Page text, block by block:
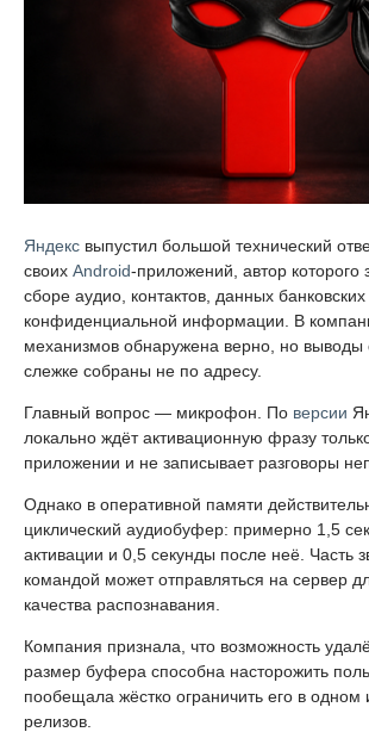
Яндекс выпустил большой технический
своих Android-приложений, автор которого
сборе аудио, контактов, данных банковских
конфиденциальной информации. В
механизмов обнаружена верно, но выводы
слежке собраны не по адресу.
Главный вопрос — микрофон. По версии
локально ждёт активационную фразу
приложении и не записывает разговоры
Однако в оперативной памяти
циклический аудиобуфер: примерно 1,5
активации и 0,5 секунды после неё. Часть
командой может отправляться на сервер
качества распознавания.
Компания признала, что возможность
размер буфера способна насторожить
пообещала жёстко ограничить его в
релизов.